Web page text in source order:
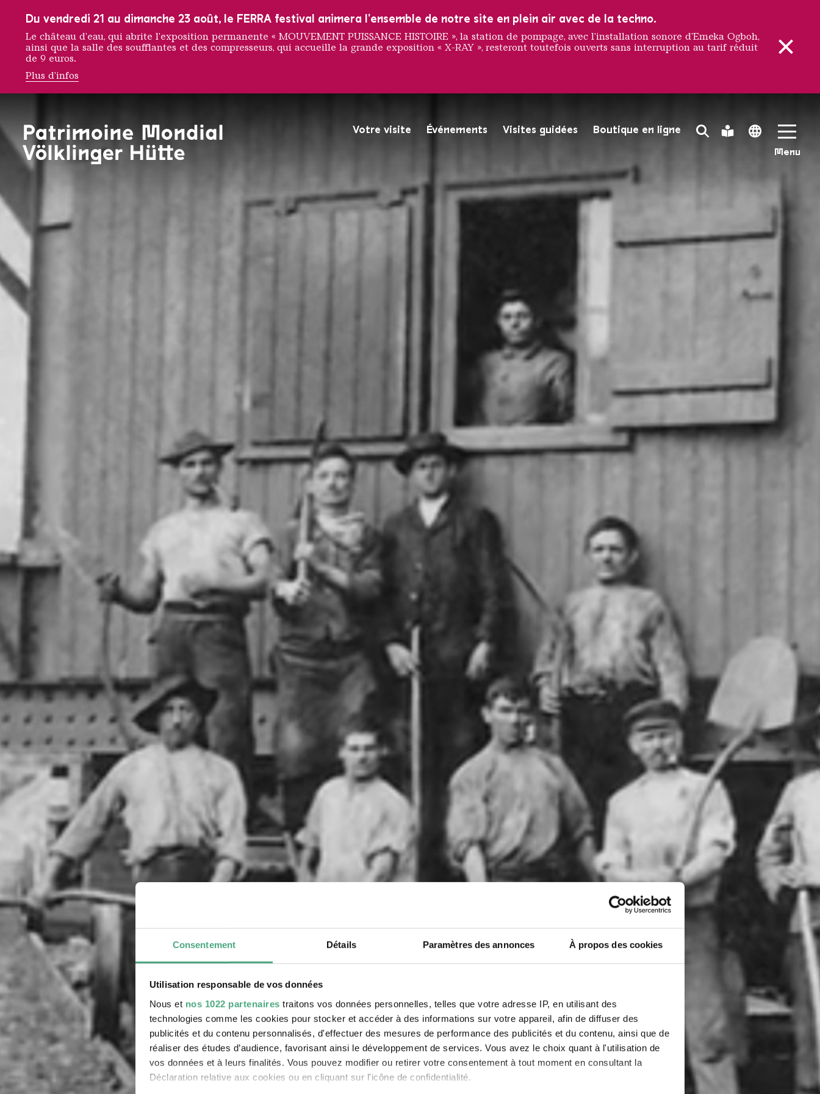
Consentement Détails Paramètres des annonces À propos des cookies
Utilisation responsable de vos données
Nous et nos 1022 partenaires traitons vos données personnelles, telles que votre adresse IP, en utilisant des
technologies comme les cookies pour stocker et accéder à des informations sur votre appareil, afin de diffuser des
publicités et du contenu personnalisés, d'effectuer des mesures de performance des publicités et du contenu, ainsi que de
réaliser des études d’audience, favorisant ainsi le développement de services. Vous avez le choix quant à l'utilisation de
vos données et à leurs finalités. Vous pouvez modifier ou retirer votre consentement à tout moment en consultant la
Déclaration relative aux cookies ou en cliquant sur l'icône de confidentialité.
Search Toggle
Menu
Leichte Sprache
Language
Votre visite Événements Visites guidées Boutique en ligne
Travailler dans l'usine
geschichte
Du vendredi 21 au dimanche 23 août, le FERRA festival animera l'ensemble de notre site en plein air avec de la techno.
Le château d'eau, qui abrite l'exposition permanente « MOUVEMENT PUISSANCE HISTOIRE », la station de pompage, avec l'installation sonore d'Emeka Ogboh,
ainsi que la salle des soufflantes et des compresseurs, qui accueille la grande exposition « X-RAY », resteront toutefois ouverts sans interruption au tarif réduit
de 9 euros.
Plus d'infos